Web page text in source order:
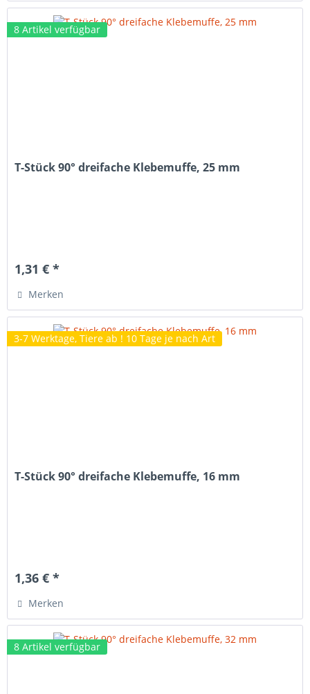
8 Artikel verfügbar
T-Stück 90° dreifache Klebemuffe, 25 mm
1,31 € *
Merken
3-7 Werktage, Tiere ab ! 10 Tage je nach Art
T-Stück 90° dreifache Klebemuffe, 16 mm
1,36 € *
Merken
8 Artikel verfügbar